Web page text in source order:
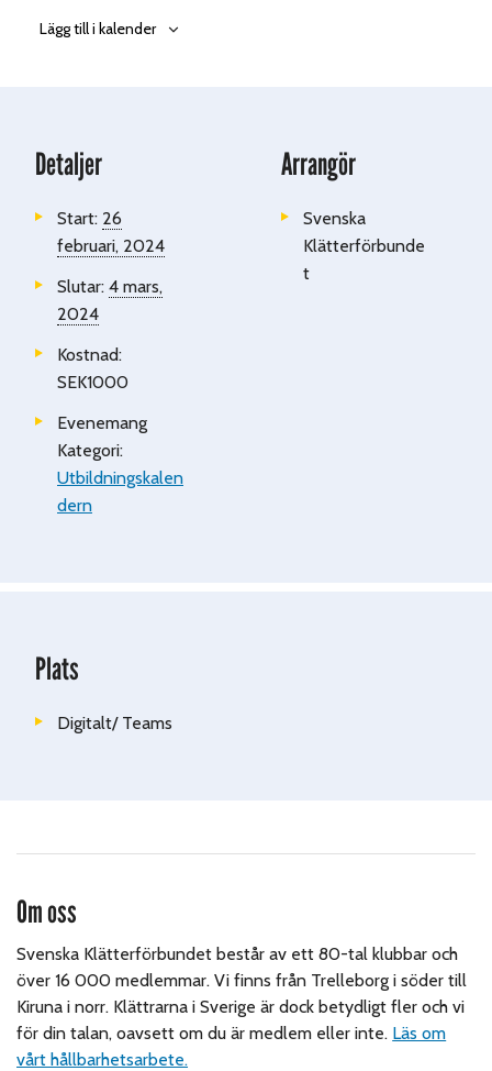
Lägg till i kalender
Detaljer
Start: 26
februari, 2024
Slutar: 4 mars,
2024
Kostnad:
SEK1000
Evenemang
Kategori:
Utbildningskalen
dern
Arrangör
Svenska
Klätterförbunde
t
Plats
Digitalt/ Teams
Om oss
Svenska Klätterförbundet består av ett 80-tal klubbar och
över 16 000 medlemmar. Vi finns från Trelleborg i söder till
Kiruna i norr. Klättrarna i Sverige är dock betydligt fler och vi
för din talan, oavsett om du är medlem eller inte. Läs om
vårt hållbarhetsarbete.